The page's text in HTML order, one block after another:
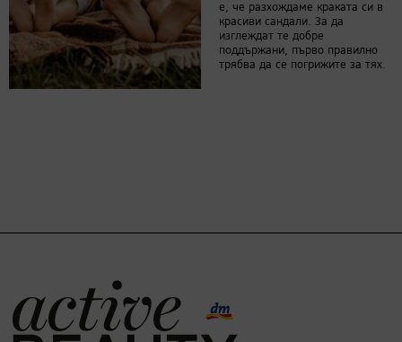
е, че разхождаме краката си в
красиви сандали. За да
изглеждат те добре
поддържани, първо правилно
трябва да се погрижите за тях.